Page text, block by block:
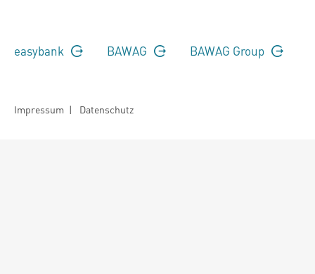
easybank BAWAG BAWAG Group
Impressum | Datenschutz